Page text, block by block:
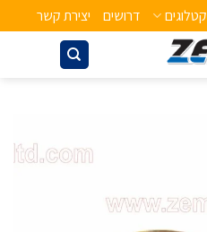
קטלוגים דרושים יצירת קשר